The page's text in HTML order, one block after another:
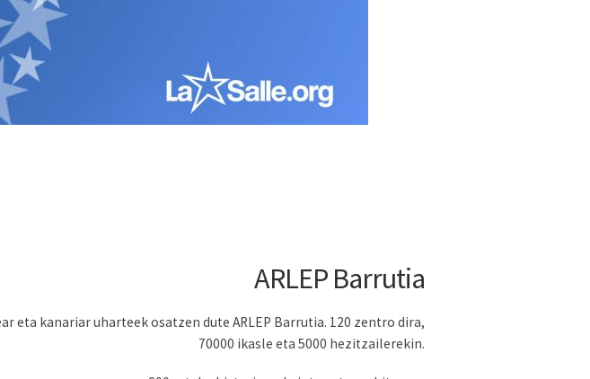
ARLEP Barrutia
eta kanariar uharteek osatzen dute ARLEP Barrutia. 120 zentro dira,
70000 ikasle eta 5000 hezitzailerekin.